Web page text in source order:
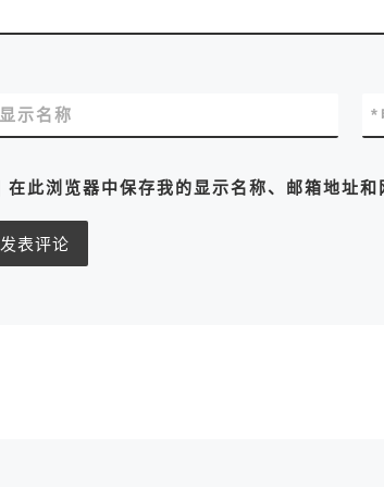
显示名称 *
在此浏览器中保存我的显示名称、邮箱地址和